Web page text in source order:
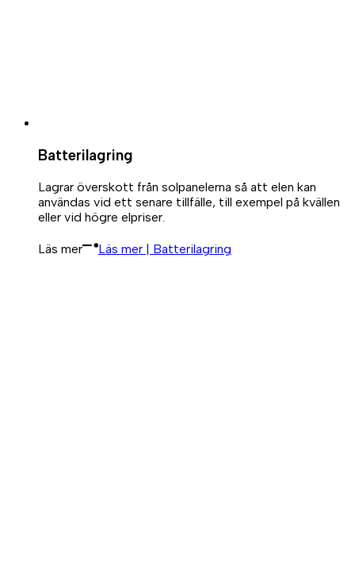
Batterilagring
Lagrar överskott från solpanelerna så att elen kan
användas vid ett senare tillfälle, till exempel på kvällen
eller vid högre elpriser.
Läs mer Läs mer | Batterilagring